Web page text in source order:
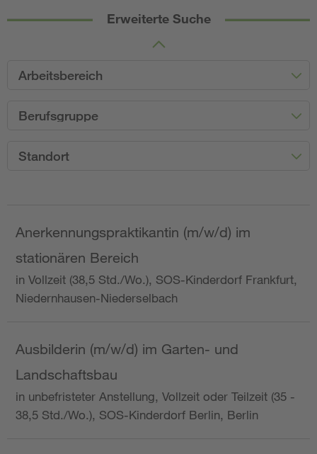
Erweiterte Suche
Arbeitsbereich
Berufsgruppe
Standort
Anerkennungspraktikantin (m/w/d) im
stationären Bereich
in Vollzeit (38,5 Std./Wo.), SOS-Kinderdorf Frankfurt,
Niedernhausen-Niederselbach
Ausbilderin (m/w/d) im Garten- und
Landschaftsbau
in unbefristeter Anstellung, Vollzeit oder Teilzeit (35 -
38,5 Std./Wo.), SOS-Kinderdorf Berlin, Berlin